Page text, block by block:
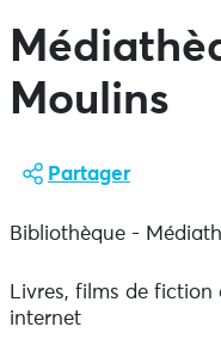
Moulins
Partager
Bibliothèque -
Livres, films de fiction
internet